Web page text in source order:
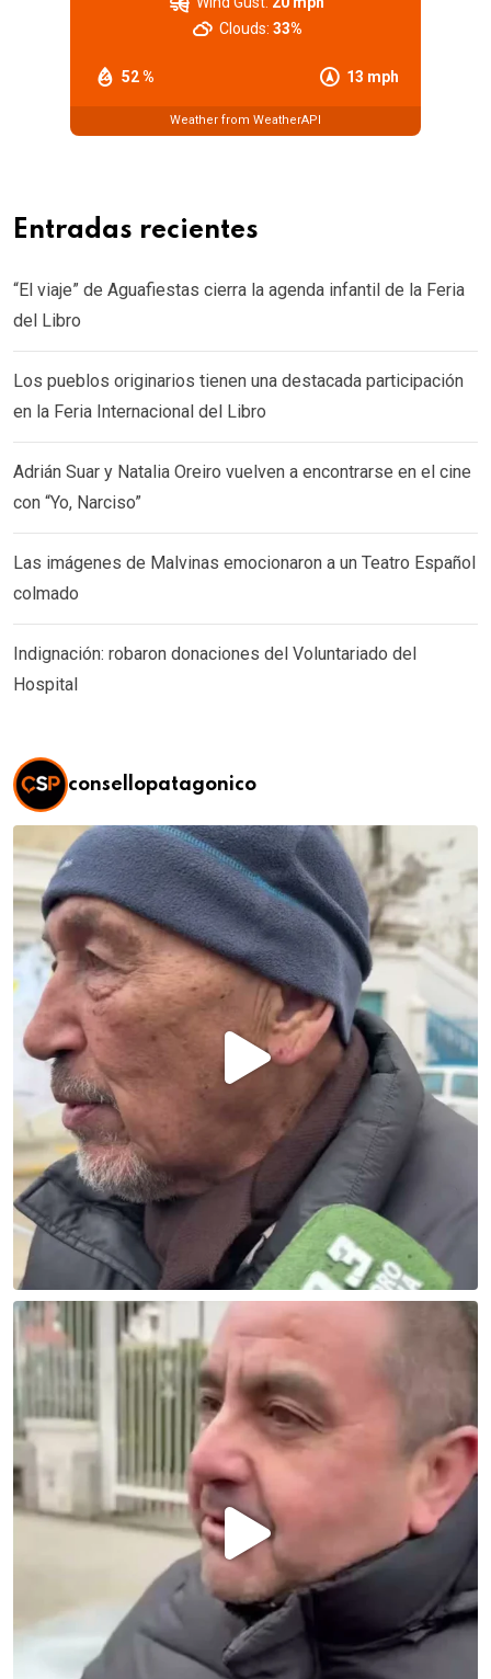
52 % 13 mph
Clouds: 33%
Weather from WeatherAPI
Entradas recientes
“El viaje” de Aguafiestas cierra la agenda infantil de la Feria
del Libro
Los pueblos originarios tienen una destacada participación
en la Feria Internacional del Libro
Adrián Suar y Natalia Oreiro vuelven a encontrarse en el cine
con “Yo, Narciso”
Las imágenes de Malvinas emocionaron a un Teatro Español
colmado
Indignación: robaron donaciones del Voluntariado del
Hospital
consellopatagonico